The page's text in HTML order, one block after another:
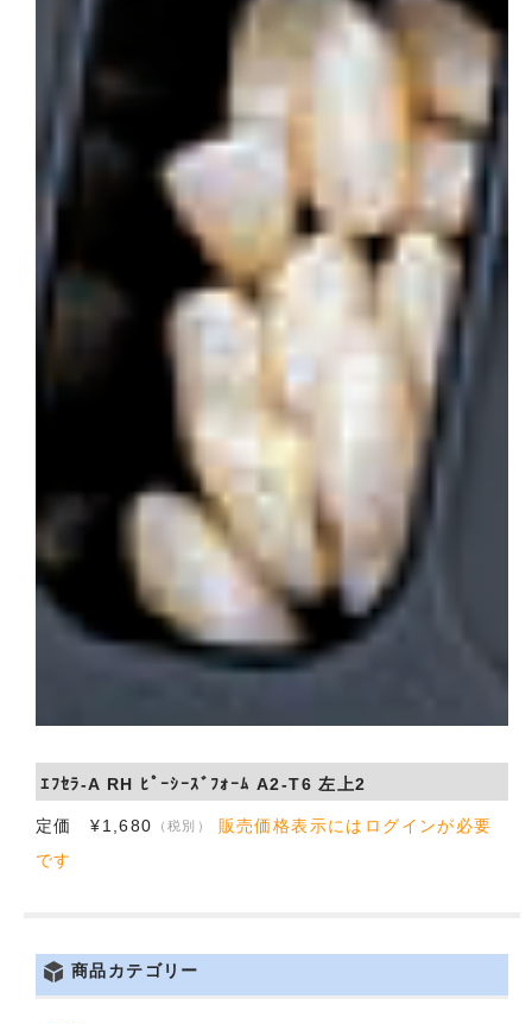
ｴﾌｾﾗ-A RH ﾋﾟｰｼｰｽﾞﾌｫｰﾑ A2-T6 左上2
定価 ¥1,680 （税別）
販売価格表示にはログインが必要
です
商品カテゴリー